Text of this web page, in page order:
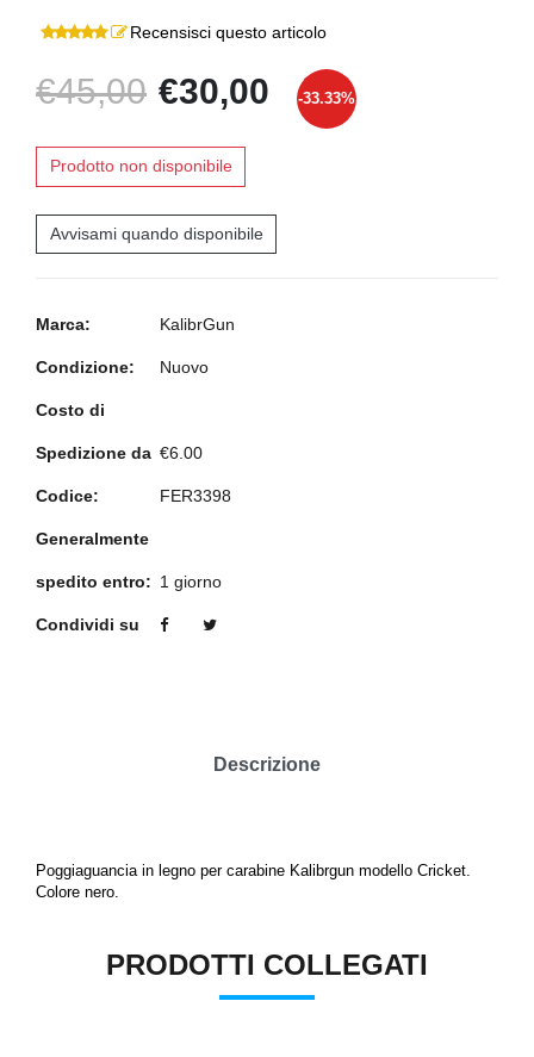
Recensisci questo articolo
€45,00 €30,00 -33.33%
Prodotto non disponibile
Avvisami quando disponibile
Marca: KalibrGun
Condizione: Nuovo
Costo di
Spedizione da €6.00
Codice: FER3398
Generalmente
spedito entro: 1 giorno
Condividi su
Descrizione
Poggiaguancia in legno per carabine Kalibrgun modello Cricket.
Colore nero.
PRODOTTI COLLEGATI